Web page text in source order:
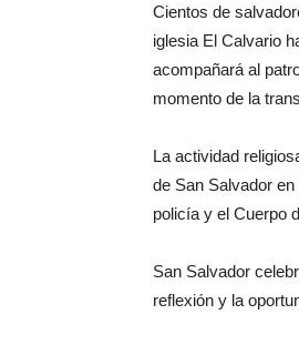
Cientos de
iglesia El Calvario
acompañará al
momento de la
La actividad
de San Salvador
policía y el Cuerpo
San Salvador
reflexión y la